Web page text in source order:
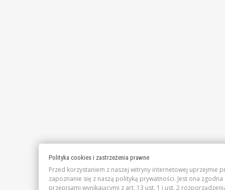
Polityka cookies i zastrzeżenia prawne
Przed korzystaniem z naszej witryny internetowej uprzejmie
zapoznanie się z naszą polityką prywatności. Jest ona zgodna
przepisami wynikającymi z art. 13 ust. 1 i ust. 2